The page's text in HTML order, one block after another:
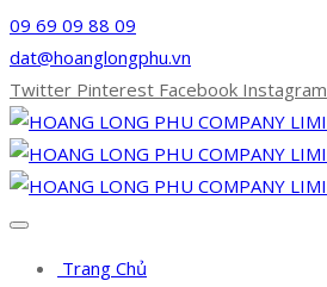
09 69 09 88 09
dat@hoanglongphu.vn
Twitter Pinterest Facebook Instagram
Trang Chủ